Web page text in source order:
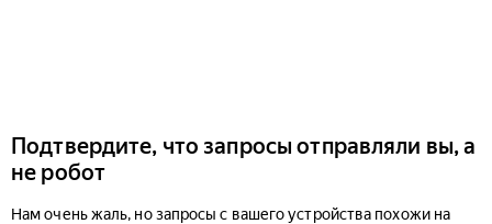
Подтвердите, что запросы отправляли вы, а
не робот
Нам очень жаль, но запросы с вашего устройства похожи на